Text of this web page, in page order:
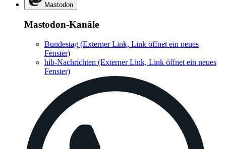
Mastodon
Mastodon-Kanäle
Bundestag (Externer Link, Link öffnet ein neues
Fenster)
hib-Nachrichten (Externer Link, Link öffnet ein neues
Fenster)